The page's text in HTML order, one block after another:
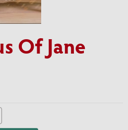
Of Jane